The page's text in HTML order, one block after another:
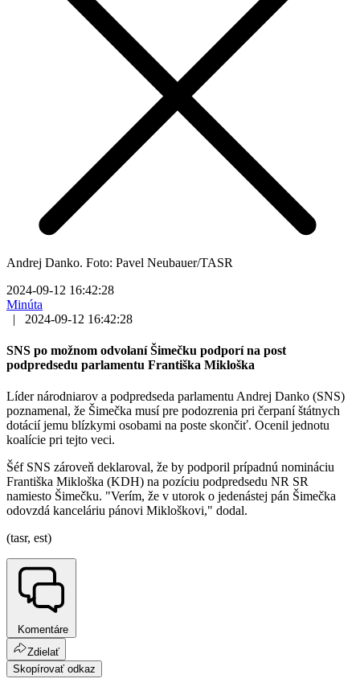
Andrej Danko. Foto: Pavel Neubauer/TASR
2024-09-12 16:42:28
Minúta
|
2024-09-12 16:42:28
SNS po možnom odvolaní Šimečku podporí na post
podpredsedu parlamentu Františka Mikloška
Líder národniarov a podpredseda parlamentu Andrej Danko (SNS)
poznamenal, že Šimečka musí pre podozrenia pri čerpaní štátnych
dotácií jemu blízkymi osobami na poste skončiť. Ocenil jednotu
koalície pri tejto veci.
Šéf SNS zároveň deklaroval, že by podporil prípadnú nomináciu
Františka Mikloška (KDH) na pozíciu podpredsedu NR SR
namiesto Šimečku. "Verím, že v utorok o jedenástej pán Šimečka
odovzdá kanceláriu pánovi Mikloškovi," dodal.
(tasr, est)
Komentáre
Zdielať
Skopírovať odkaz